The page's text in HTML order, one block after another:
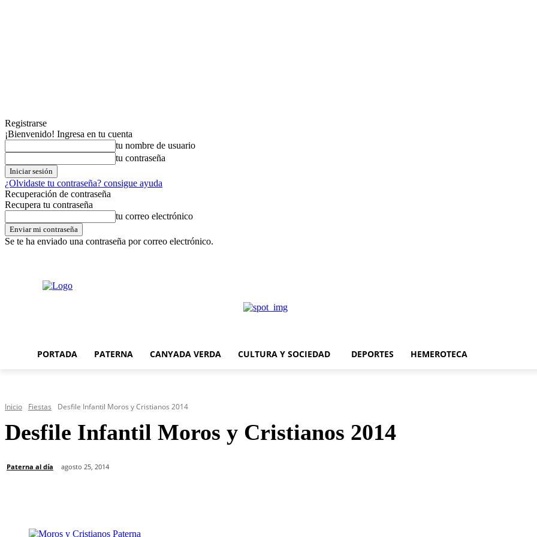
Registrarse
¡Bienvenido! Ingresa en tu cuenta
tu nombre de usuario
tu contraseña
¿Olvidaste tu contraseña? consigue ayuda
Recuperación de contraseña
Recupera tu contraseña
tu correo electrónico
Se te ha enviado una contraseña por correo electrónico.
PORTADA PATERNA CANYADA VERDA CULTURA Y SOCIEDAD DEPORTES HEMEROTECA
Inicio Fiestas Desfile Infantil Moros y Cristianos 2014
Desfile Infantil Moros y Cristianos 2014
Paterna al día agosto 25, 2014